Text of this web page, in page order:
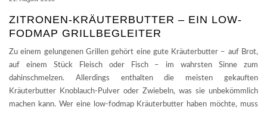
ZITRONEN-KRÄUTERBUTTER – EIN LOW-
FODMAP GRILLBEGLEITER
Zu einem gelungenen Grillen gehört eine gute Kräuterbutter – auf Brot,
auf einem Stück Fleisch oder Fisch – im wahrsten Sinne zum
dahinschmelzen. Allerdings enthalten die meisten gekauften
Kräuterbutter Knoblauch-Pulver oder Zwiebeln, was sie unbekömmlich
machen kann. Wer eine low-fodmap Kräuterbutter haben möchte, muss